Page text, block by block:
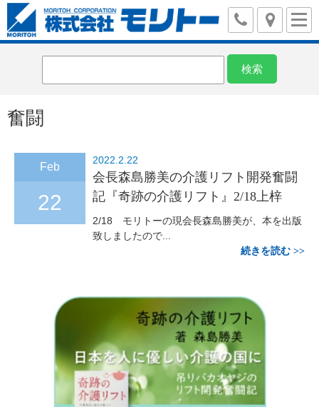
奮闘
Feb
22
2022.2.22
会長森島勝美の介護リフト開発奮闘
記『奇跡の介護リフト』2/18上梓
2/18 モリトーの現会長森島勝美が、本を出版
致しましたので...
続きを読む